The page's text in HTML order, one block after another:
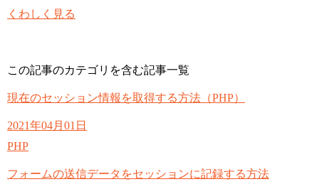
くわしく見る
この記事のカテゴリを含む記事一覧
現在のセッション情報を取得する方法（PHP）
2021年04月01日
PHP
フォームの送信データをセッションに記録する方法